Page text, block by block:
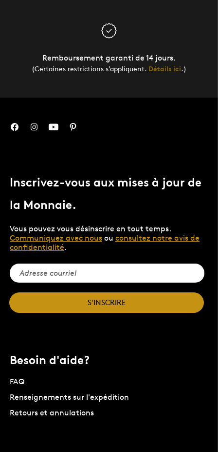
Remboursement garanti de 14 jours.
(Certaines restrictions s’appliquent. Détails ici.)
Inscrivez-vous aux mises à jour de
la Monnaie.
Vous pouvez vous désinscrire en tout temps.
Communiquez avec nous ou consultez notre avis de
confidentialité.
S'INSCRIRE
Besoin d'aide?
FAQ
Renseignements sur l'expédition
Retours et annulations